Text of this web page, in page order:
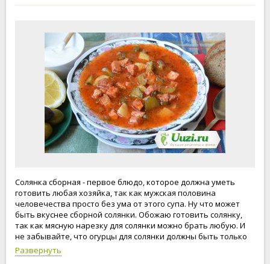
Солянка сборная - первое блюдо, которое должна уметь
готовить любая хозяйка, так как мужская половина
человечества просто без ума от этого супа. Ну что может
быть вкуснее сборной солянки. Обожаю готовить солянку,
так как мясную нарезку для солянки можно брать любую. И
не забывайте, что огурцы для солянки должны быть только
бочковые, соленые. Готовьте вместе с нами, будьте
счастливы и любимы!
Развернуть